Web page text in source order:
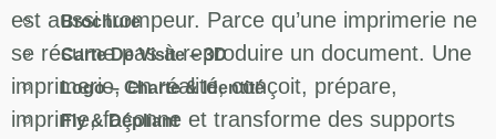
Brochure
Carte De Visite – 3D
Logo – Charte & Identité
Fly & Dépliant
est aussi trompeur. Parce qu’une imprimerie ne
se résume pas à reproduire un document. Une
imprimerie, en réalité, conçoit, prépare,
imprime, façonne et transforme des supports